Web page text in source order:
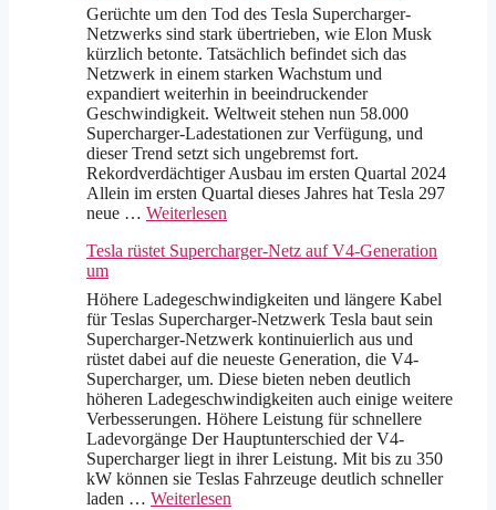
Gerüchte um den Tod des Tesla Supercharger-
Netzwerks sind stark übertrieben, wie Elon Musk
kürzlich betonte. Tatsächlich befindet sich das
Netzwerk in einem starken Wachstum und
expandiert weiterhin in beeindruckender
Geschwindigkeit. Weltweit stehen nun 58.000
Supercharger-Ladestationen zur Verfügung, und
dieser Trend setzt sich ungebremst fort.
Rekordverdächtiger Ausbau im ersten Quartal 2024
Allein im ersten Quartal dieses Jahres hat Tesla 297
neue … Weiterlesen
Tesla rüstet Supercharger-Netz auf V4-Generation
um
Höhere Ladegeschwindigkeiten und längere Kabel
für Teslas Supercharger-Netzwerk Tesla baut sein
Supercharger-Netzwerk kontinuierlich aus und
rüstet dabei auf die neueste Generation, die V4-
Supercharger, um. Diese bieten neben deutlich
höheren Ladegeschwindigkeiten auch einige weitere
Verbesserungen. Höhere Leistung für schnellere
Ladevorgänge Der Hauptunterschied der V4-
Supercharger liegt in ihrer Leistung. Mit bis zu 350
kW können sie Teslas Fahrzeuge deutlich schneller
laden … Weiterlesen